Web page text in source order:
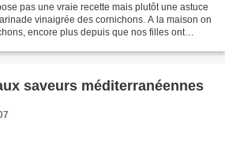
pas une vraie recette mais plutôt une astuce
vinaigrée des cornichons. A la maison on
encore plus depuis que nos filles ont
saveurs méditerranéennes